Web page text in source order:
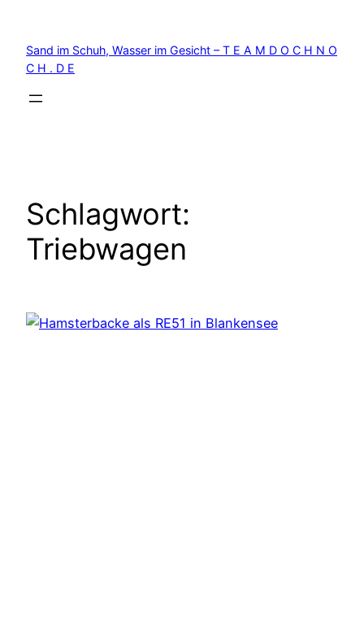
springen
Sand im Schuh, Wasser im Gesicht – T E A M D O C H N O
C H . D E
Schlagwort:
Triebwagen